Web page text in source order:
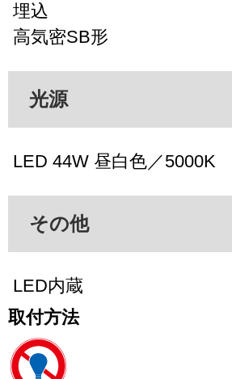
埋込
高気密SB形
光源
LED 44W 昼白色／5000K
その他
LED内蔵
取付方法